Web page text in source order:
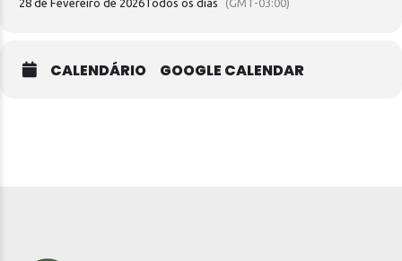
28 de Fevereiro de 2026Todos os dias (GMT-03:00)
CALENDÁRIO GOOGLE CALENDAR